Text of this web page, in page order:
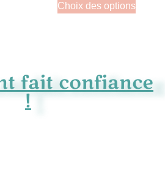
Choix des options
fait confiance
!